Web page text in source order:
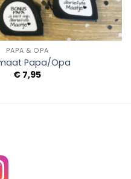
PAPA & OPA
Papa/Opa
€ 7,95